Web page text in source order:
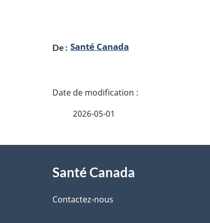
De : Santé Canada
D
a
l
2026-05-01
proposSanté Canada
Contactez-nous